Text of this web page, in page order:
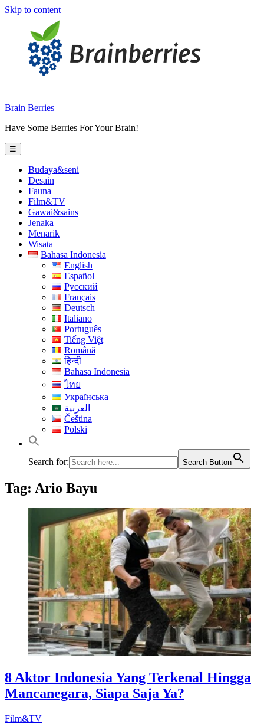
Skip to content
Brain Berries
Have Some Berries For Your Brain!
☰
Budaya&seni
Desain
Fauna
Film&TV
Gawai&sains
Jenaka
Menarik
Wisata
Bahasa Indonesia
English
Español
Русский
Français
Deutsch
Italiano
Português
Tiếng Việt
Română
हिन्दी
Bahasa Indonesia
ไทย
Українська
العربية
Čeština
Polski
Search for: Search Button
Tag: Ario Bayu
8 Aktor Indonesia Yang Terkenal Hingga
Mancanegara, Siapa Saja Ya?
Film&TV